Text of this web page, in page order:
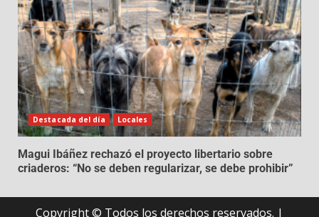
Destacada del día Locales
Magui Ibáñez rechazó el proyecto libertario sobre
criaderos: “No se deben regularizar, se debe prohibir”
Copyright © Todos los derechos reservados. |